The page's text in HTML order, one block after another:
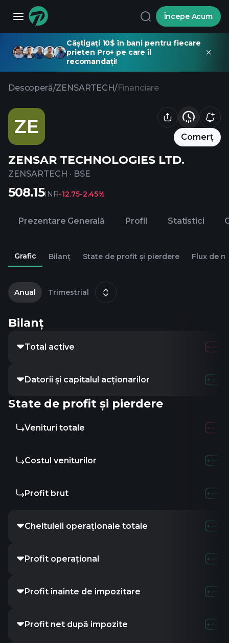
Începe Acum
Câștigați 10$ în bani pentru fiecare
prieten Pro+ pe care îl
recomandați!
Descoperă/ZENSARTECH/Financiare
ZE Comerț
ZENSAR TECHNOLOGIES LTD.
ZENSARTECH · BSE
508.15INR-12.75-2.45%
Prezentare Generală Profil Statistici
Grafic Bilanț State de profit și pierdere Flux de
Anual Trimestrial
Bilanț
Total active
Datorii și capitalul acționarilor
State de profit și pierdere
Venituri totale
Costul veniturilor
Profit brut
Cheltuieli operaționale totale
Profit operațional
Profit înainte de impozitare
Profit net după impozite